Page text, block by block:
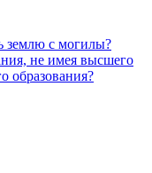
землю с могилы?
не имея высшего
образования?